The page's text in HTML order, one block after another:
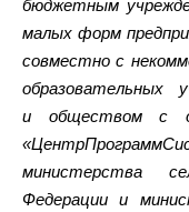
бюджетным
малых форм
совместно с
образовательных
и обществом с
министерства
Федерации и